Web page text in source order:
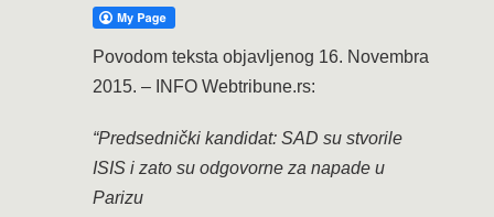
Povodom teksta objavljenog 16. Novembra
2015. – INFO Webtribune.rs:
“Predsednički kandidat: SAD su stvorile
ISIS i zato su odgovorne za napade u
Parizu